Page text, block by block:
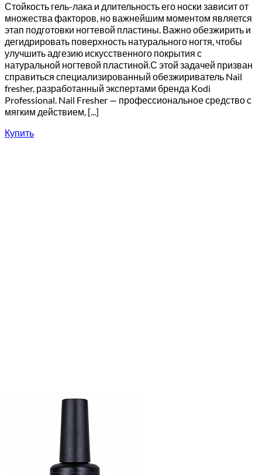
Стойкость гель-лака и длительность его носки зависит от
множества факторов, но важнейшим моментом является
этап подготовки ногтевой пластины. Важно обезжирить и
дегидрировать поверхность натурального ногтя, чтобы
улучшить адгезию искусственного покрытия с
натуральной ногтевой пластиной.С этой задачей призван
справиться специализированный обезжириватель Nail
fresher, разработанный экспертами бренда Kodi
Professional. Nail Fresher — профессиональное средство с
мягким действием, [...]
Купить